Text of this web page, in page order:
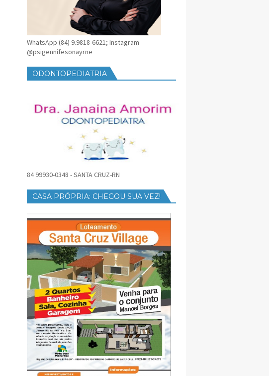
WhatsApp (84) 9.9818-6621; Instagram
@psigennifesonayrne
ODONTOPEDIATRIA
84 99930-0348 - SANTA CRUZ-RN
CASA PRÓPRIA: CHEGOU SUA VEZ!